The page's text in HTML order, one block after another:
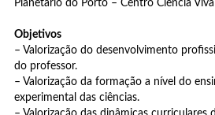
Planetário do Porto – Centro Ciência Viva
Objetivos
– Valorização do desenvolvimento
do professor.
– Valorização da formação a nível do
experimental das ciências.